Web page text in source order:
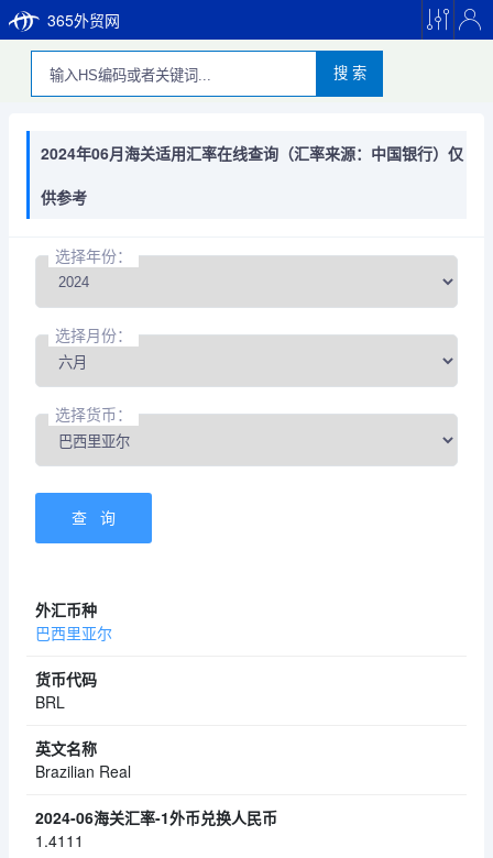
365外贸网
搜 索
2024年06月海关适用汇率在线查询（汇率来源：中国银行）仅
供参考
选择年份：
选择月份：
选择货币：
巴西里亚尔
BRL
Brazilian Real
1.4111